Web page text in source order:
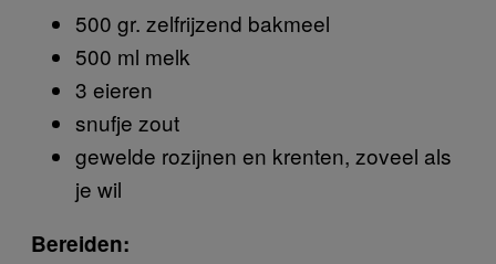
500 gr. zelfrijzend bakmeel
500 ml melk
3 eieren
snufje zout
gewelde rozijnen en krenten, zoveel als
je wil
Bereiden: